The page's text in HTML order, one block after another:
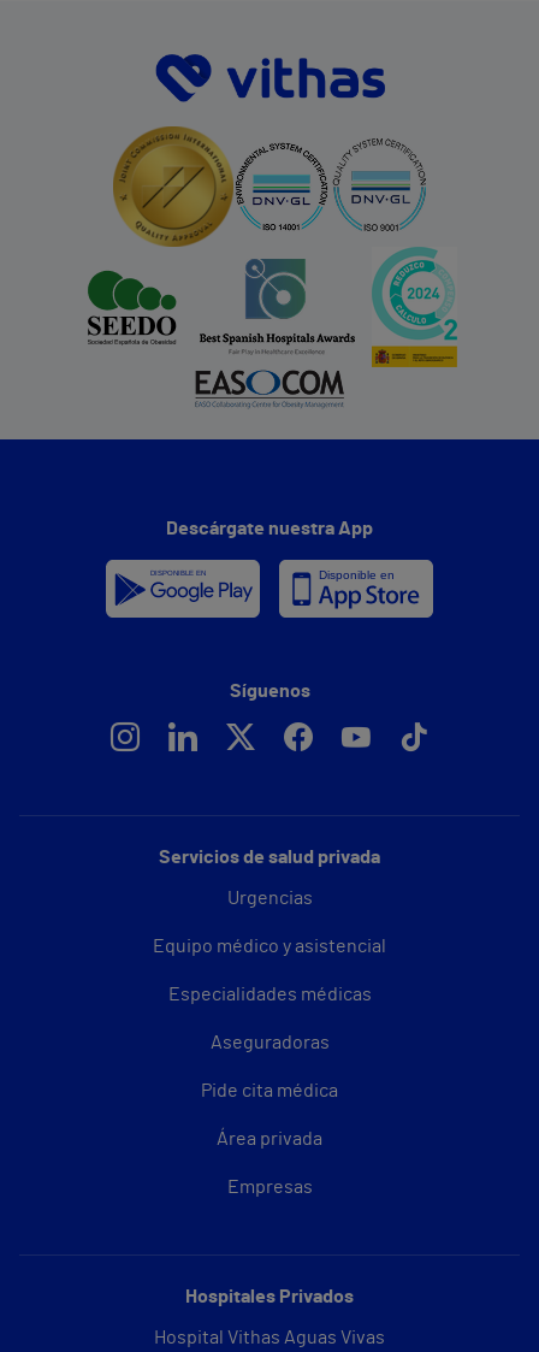
Servicios de salud privada
Urgencias
Equipo médico y asistencial
Especialidades médicas
Aseguradoras
Pide cita médica
Área privada
Empresas
Hospitales Privados
Hospital Vithas Aguas Vivas
Descárgate nuestra App
Síguenos